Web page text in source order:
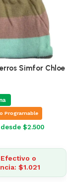
Simfor Chloe
Programable
$2.500
Efectivo o
$1.021